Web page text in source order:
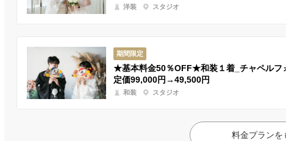
洋装 スタジオ
期間限定
★基本料金50％OFF★和装１着_チャペルフ
定価99,000円→49,500円
和装 スタジオ
料金プランを